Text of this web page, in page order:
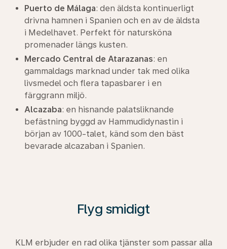
Puerto de Málaga: den äldsta kontinuerligt
drivna hamnen i Spanien och en av de äldsta
i Medelhavet. Perfekt för natursköna
promenader längs kusten.
Mercado Central de Atarazanas: en
gammaldags marknad under tak med olika
livsmedel och flera tapasbarer i en
färggrann miljö.
Alcazaba: en hisnande palatsliknande
befästning byggd av Hammudidynastin i
början av 1000-talet, känd som den bäst
bevarade alcazaban i Spanien.
Flyg smidigt
KLM erbjuder en rad olika tjänster som passar alla